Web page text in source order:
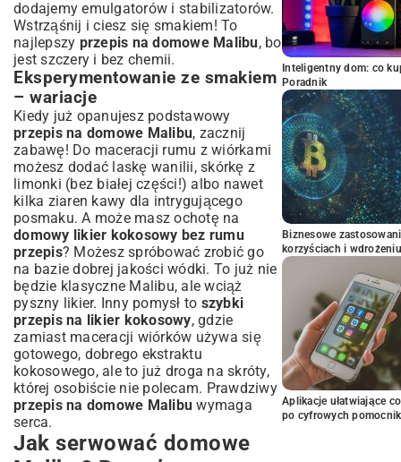
dodajemy emulgatorów i stabilizatorów.
Wstrząśnij i ciesz się smakiem! To
najlepszy przepis na domowe Malibu, bo
jest szczery i bez chemii.
Eksperymentowanie ze smakiem
– wariacje
Kiedy już opanujesz podstawowy
przepis na domowe Malibu, zacznij
zabawę! Do maceracji rumu z wiórkami
możesz dodać laskę wanilii, skórkę z
limonki (bez białej części!) albo nawet
kilka ziaren kawy dla intrygującego
posmaku. A może masz ochotę na
domowy likier kokosowy bez rumu
przepis? Możesz spróbować zrobić go
na bazie dobrej jakości wódki. To już nie
będzie klasyczne Malibu, ale wciąż
pyszny likier. Inny pomysł to szybki
przepis na likier kokosowy, gdzie
zamiast maceracji wiórków używa się
gotowego, dobrego ekstraktu
kokosowego, ale to już droga na skróty,
której osobiście nie polecam. Prawdziwy
przepis na domowe Malibu wymaga
serca.
Jak serwować domowe
Inteligentny dom: co
Poradnik
Biznesowe
korzyściach i wdrożeniu
Aplikacje ułatwiające
po cyfrowych